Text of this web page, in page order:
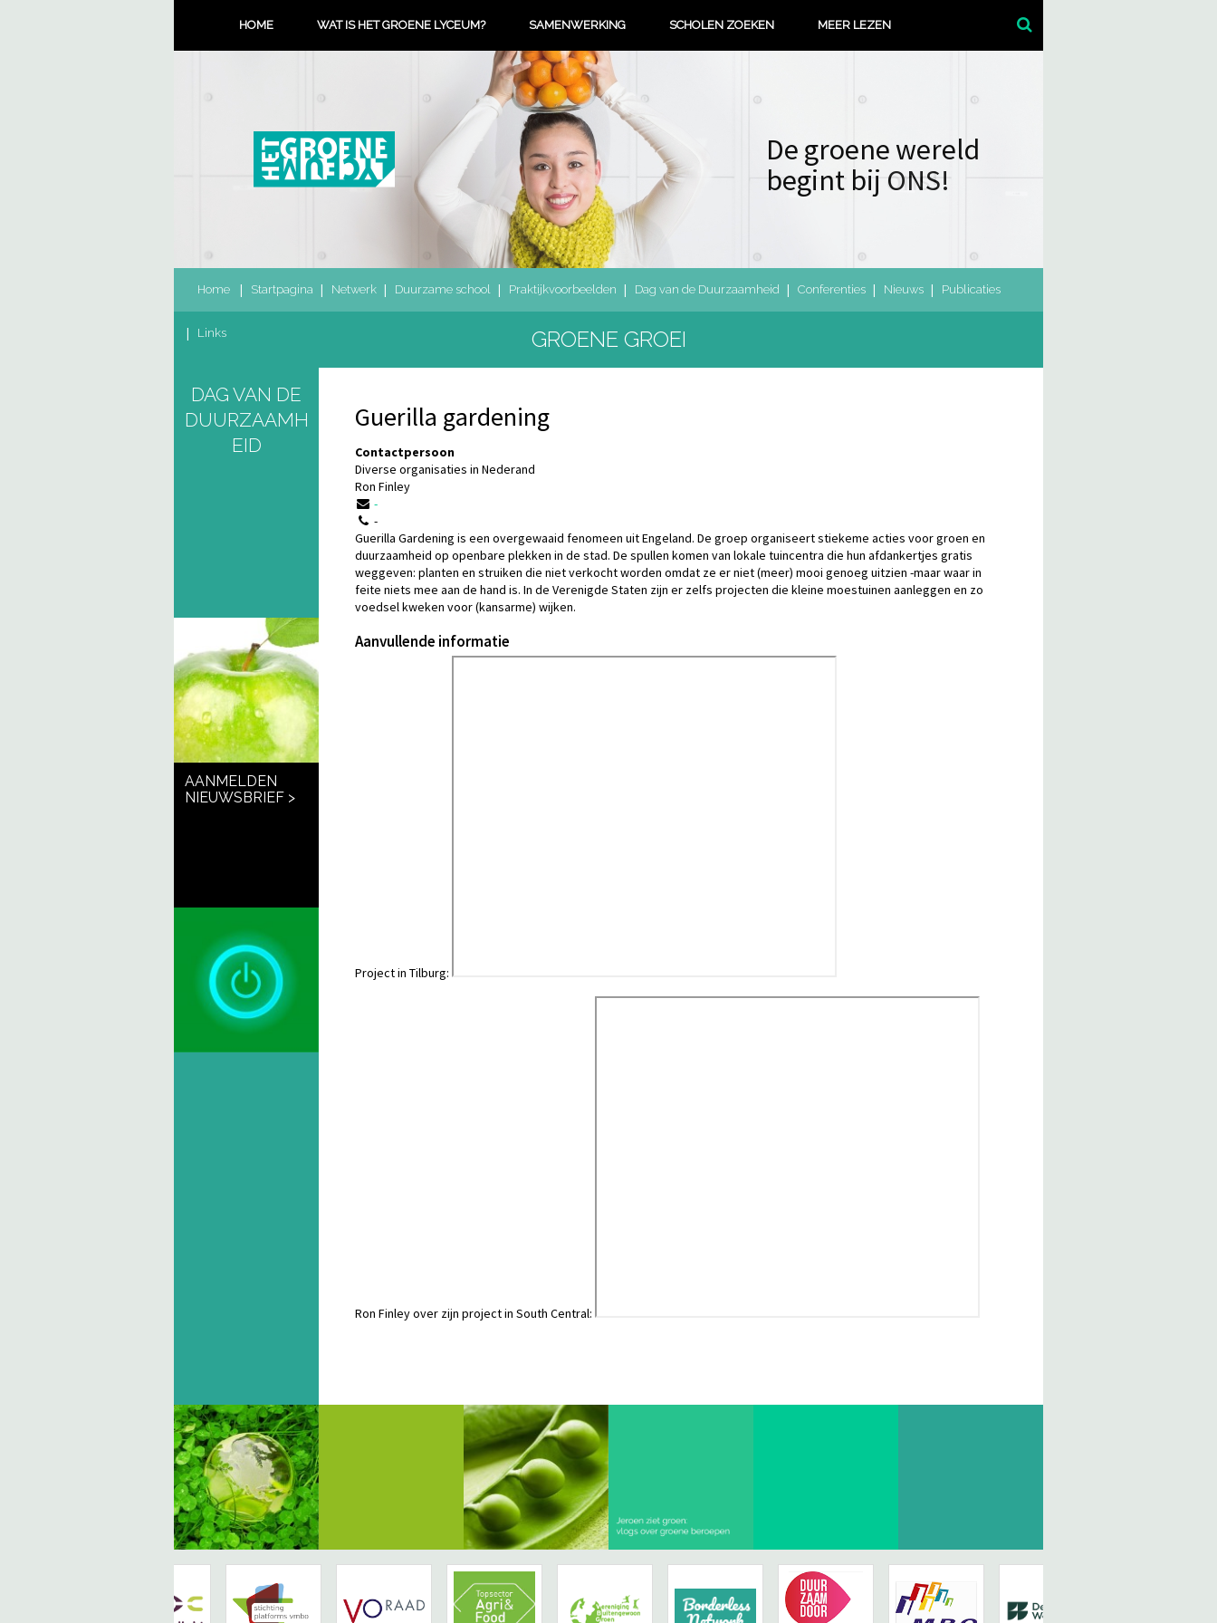
HOME WAT IS HET GROENE LYCEUM? SAMENWERKING SCHOLEN ZOEKEN MEER LEZEN
De groene wereld
begint bij ONS!
Home Startpagina Netwerk Duurzame school Praktijkvoorbeelden Dag van de Duurzaamheid Conferenties Nieuws Publicaties
Links GROENE GROEI
DAG VAN DE
DUURZAAMH
EID
AANMELDEN
NIEUWSBRIEF >
Guerilla gardening
Contactpersoon
Diverse organisaties in Nederand
Ron Finley
-
-
Guerilla Gardening is een overgewaaid fenomeen uit Engeland. De groep organiseert stiekeme acties voor groen en
duurzaamheid op openbare plekken in de stad. De spullen komen van lokale tuincentra die hun afdankertjes gratis
weggeven: planten en struiken die niet verkocht worden omdat ze er niet (meer) mooi genoeg uitzien -maar waar in
feite niets mee aan de hand is. In de Verenigde Staten zijn er zelfs projecten die kleine moestuinen aanleggen en zo
voedsel kweken voor (kansarme) wijken.
Aanvullende informatie
Project in Tilburg:
Ron Finley over zijn project in South Central: